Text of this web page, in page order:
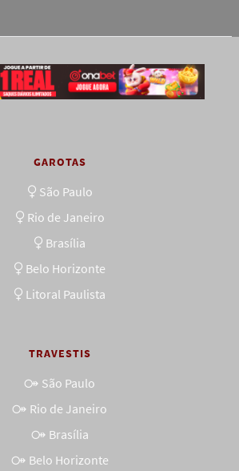
GAROTAS
São Paulo
Rio de Janeiro
Brasília
Belo Horizonte
Litoral Paulista
TRAVESTIS
São Paulo
Rio de Janeiro
Brasília
Belo Horizonte